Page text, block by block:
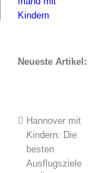
Neueste Artikel:
Hannover mit
Kindern: Die
besten
Ausflugsziele